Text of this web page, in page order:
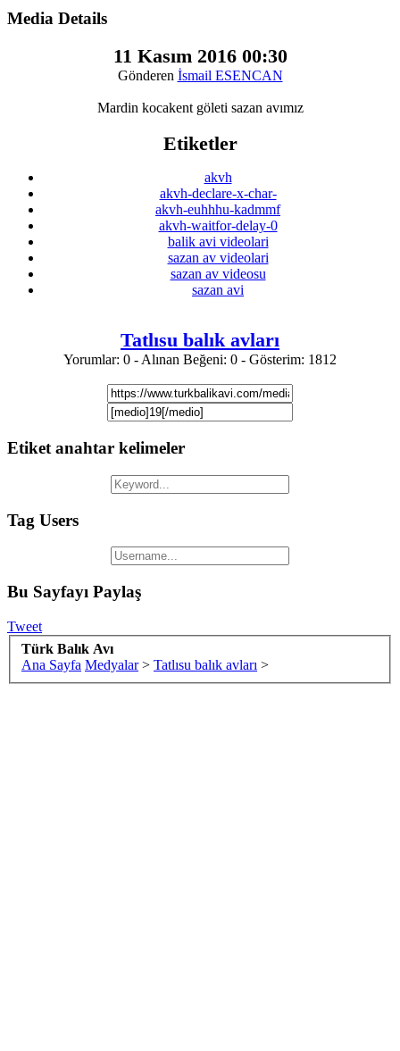
Media Details
11 Kasım 2016 00:30
Gönderen İsmail ESENCAN
Mardin kocakent göleti sazan avımız
Etiketler
akvh
akvh-declare-x-char-
akvh-euhhhu-kadmmf
akvh-waitfor-delay-0
balik avi videolari
sazan av videolari
sazan av videosu
sazan avi
Tatlısu balık avları
Yorumlar: 0 - Alınan Beğeni: 0 - Gösterim: 1812
Etiket anahtar kelimeler
Tag Users
Bu Sayfayı Paylaş
Tweet
Türk Balık Avı
Ana Sayfa Medyalar > Tatlısu balık avları >